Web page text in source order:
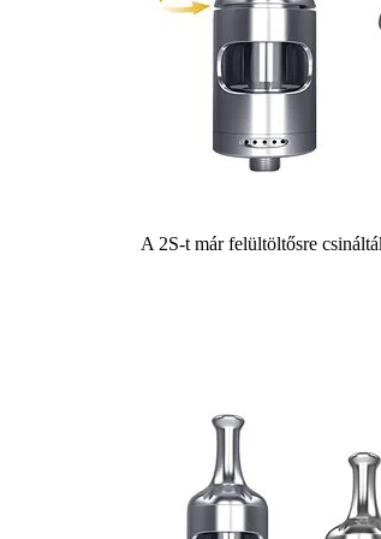
A 2S-t már felültöltősre